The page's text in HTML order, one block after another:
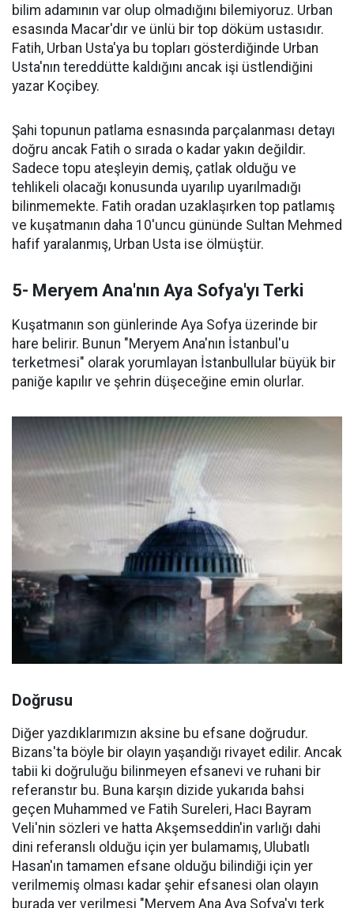
bilim adamının var olup olmadığını bilemiyoruz. Urban
esasında Macar'dır ve ünlü bir top döküm ustasıdır.
Fatih, Urban Usta'ya bu topları gösterdiğinde Urban
Usta'nın tereddütte kaldığını ancak işi üstlendiğini
yazar Koçibey.
Şahi topunun patlama esnasında parçalanması detayı
doğru ancak Fatih o sırada o kadar yakın değildir.
Sadece topu ateşleyin demiş, çatlak olduğu ve
tehlikeli olacağı konusunda uyarılıp uyarılmadığı
bilinmemekte. Fatih oradan uzaklaşırken top patlamış
ve kuşatmanın daha 10'uncu gününde Sultan Mehmed
hafif yaralanmış, Urban Usta ise ölmüştür.
5- Meryem Ana'nın Aya Sofya'yı Terki
Kuşatmanın son günlerinde Aya Sofya üzerinde bir
hare belirir. Bunun "Meryem Ana'nın İstanbul'u
terketmesi" olarak yorumlayan İstanbullular büyük bir
paniğe kapılır ve şehrin düşeceğine emin olurlar.
Doğrusu
Diğer yazdıklarımızın aksine bu efsane doğrudur.
Bizans'ta böyle bir olayın yaşandığı rivayet edilir. Ancak
tabii ki doğruluğu bilinmeyen efsanevi ve ruhani bir
referanstır bu. Buna karşın dizide yukarıda bahsi
geçen Muhammed ve Fatih Sureleri, Hacı Bayram
Veli'nin sözleri ve hatta Akşemseddin'in varlığı dahi
dini referanslı olduğu için yer bulamamış, Ulubatlı
Hasan'ın tamamen efsane olduğu bilindiği için yer
verilmemiş olması kadar şehir efsanesi olan olayın
burada yer verilmesi "Meryem Ana Aya Sofya'yı terk